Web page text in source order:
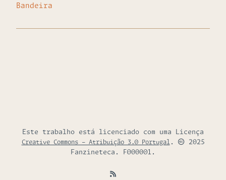
Bandeira
Este trabalho está licenciado com uma Licença
Creative Commons - Atribuição 3.0 Portugal.
2025
Fanzineteca. F000001.